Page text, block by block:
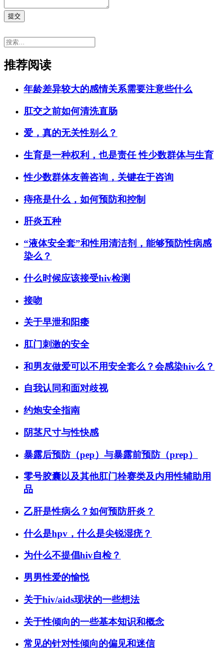
提交
推荐阅读
年龄差异较大的感情关系需要注意些什么
肛交之前如何清洗直肠
爱，真的无关性别么？
生育是一种权利，也是责任 性少数群体与生育
性少数群体友善咨询，关键在于咨询
痔疮是什么，如何预防和控制
肝炎五种
“液体安全套”和性用清洁剂，能够预防性病感
染么？
什么时候应该接受hiv检测
接吻
关于早泄和阳痿
肛门刺激的安全
和男友做爱可以不用安全套么？会感染hiv么？
自我认同和面对歧视
约炮安全指南
阴茎尺寸与性快感
暴露后预防（pep）与暴露前预防（prep）
零号胶囊以及其他肛门栓赛类及内用性辅助用
品
乙肝是性病么？如何预防肝炎？
什么是hpv，什么是尖锐湿疣？
为什么不提倡hiv自检？
男男性爱的愉悦
关于hiv/aids现状的一些想法
关于性倾向的一些基本知识和概念
常见的针对性倾向的偏见和迷信